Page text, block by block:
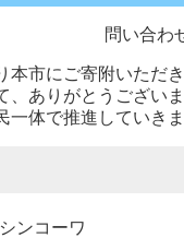
問い合わ
本市にご寄附いただ
、ありがとうござい
体で推進していきま
ンコーワ